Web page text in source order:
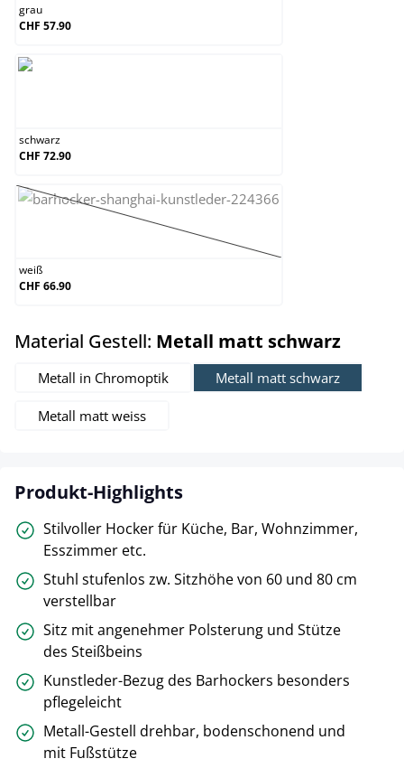
grau
CHF 57.90
schwarz
CHF 72.90
weiß
(Diese Option ist zurzeit nicht verfügbar.)
weiß
CHF 66.90
Material Gestell: Metall matt schwarz
Metall in Chromoptik Metall matt schwarz
Metall matt weiss
Produkt-Highlights
Stilvoller Hocker für Küche, Bar, Wohnzimmer,
Esszimmer etc.
Stuhl stufenlos zw. Sitzhöhe von 60 und 80 cm
verstellbar
Sitz mit angenehmer Polsterung und Stütze
des Steißbeins
Kunstleder-Bezug des Barhockers besonders
pflegeleicht
Metall-Gestell drehbar, bodenschonend und
mit Fußstütze